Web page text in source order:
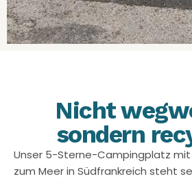
Nicht
sondern
Unser 5-Sterne-Campingplatz
zum Meer in Südfrankreich steht